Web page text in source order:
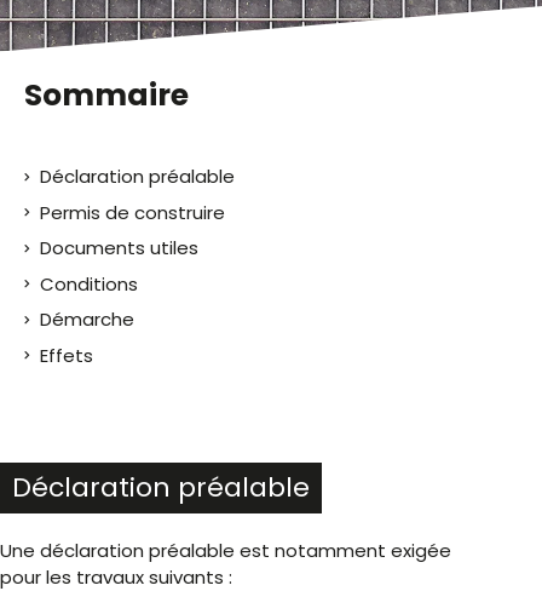
Sommaire
Déclaration préalable
Permis de construire
Documents utiles
Conditions
Démarche
Effets
Déclaration préalable
Une déclaration préalable est notamment exigée
pour les travaux suivants :